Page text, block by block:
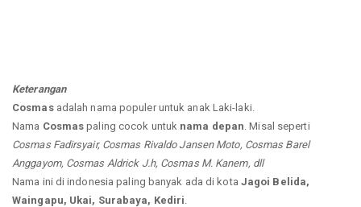
Keterangan
Cosmasadalah nama populer untuk anak Laki-laki.
Nama Cosmas paling cocok untuk nama depan . Misal seperti
Cosmas Fadirsyair, Cosmas Rivaldo Jansen Moto, Cosmas Barel
Anggayom, Cosmas Aldrick J.h, Cosmas M. Kanem, dll
Nama ini di indonesia paling banyak ada di kota Jagoi Belida,
Waingapu, Ukai, Surabaya, Kediri